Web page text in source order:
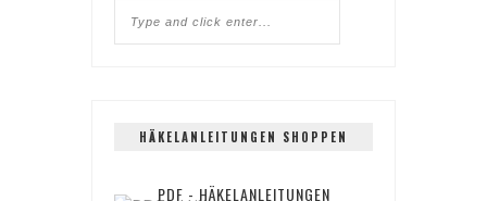
HÄKELANLEITUNGEN SHOPPEN
PDF - HÄKELANLEITUNGEN